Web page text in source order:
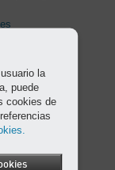
la
puede
cookies de